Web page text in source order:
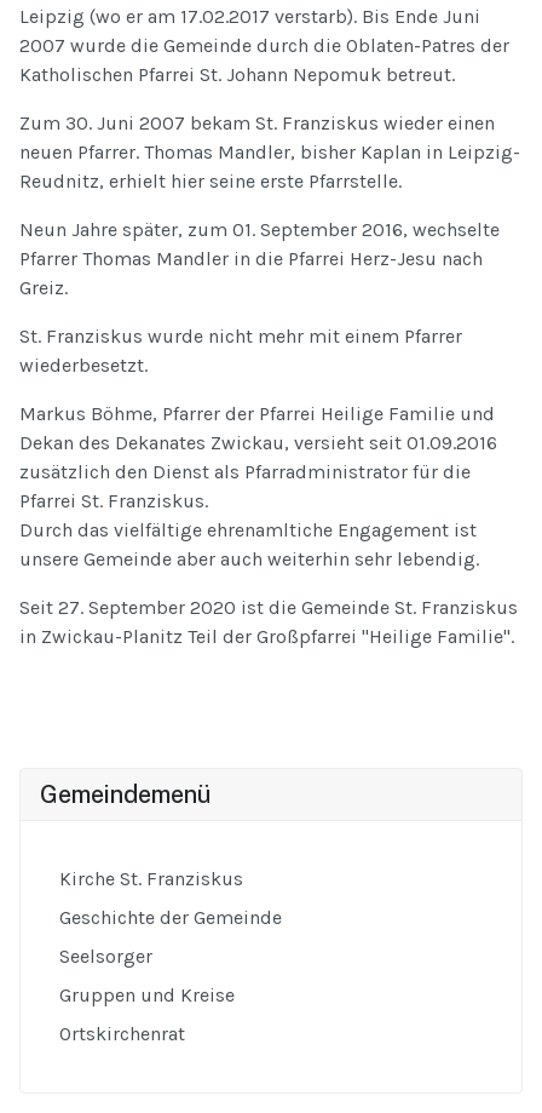
Leipzig (wo er am 17.02.2017 verstarb). Bis Ende Juni
2007 wurde die Gemeinde durch die Oblaten-Patres der
Katholischen Pfarrei St. Johann Nepomuk betreut.
Zum 30. Juni 2007 bekam St. Franziskus wieder einen
neuen Pfarrer. Thomas Mandler, bisher Kaplan in Leipzig-
Reudnitz, erhielt hier seine erste Pfarrstelle.
Neun Jahre später, zum 01. September 2016, wechselte
Pfarrer Thomas Mandler in die Pfarrei Herz-Jesu nach
Greiz.
St. Franziskus wurde nicht mehr mit einem Pfarrer
wiederbesetzt.
Markus Böhme, Pfarrer der Pfarrei Heilige Familie und
Dekan des Dekanates Zwickau, versieht seit 01.09.2016
zusätzlich den Dienst als Pfarradministrator für die
Pfarrei St. Franziskus.
Durch das vielfältige ehrenamltiche Engagement ist
unsere Gemeinde aber auch weiterhin sehr lebendig.
Seit 27. September 2020 ist die Gemeinde St. Franziskus
in Zwickau-Planitz Teil der Großpfarrei "Heilige Familie".
Gemeindemenü
Kirche St. Franziskus
Geschichte der Gemeinde
Seelsorger
Gruppen und Kreise
Ortskirchenrat